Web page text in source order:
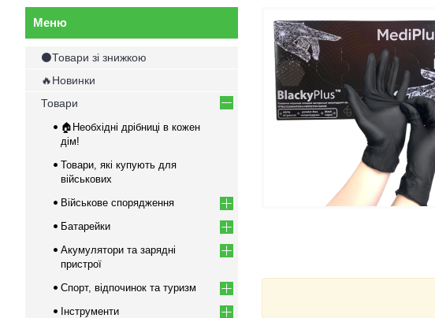
⚫Товари зі знижкою
🔥Новинки
Товари
🏠Необхідні дрібниці в кожен
дім!
Товари, які купують для
військових
Військове спорядження
Батарейки
Акумулятори та зарядні
пристрої
Спорт, відпочинок та туризм
Інструменти